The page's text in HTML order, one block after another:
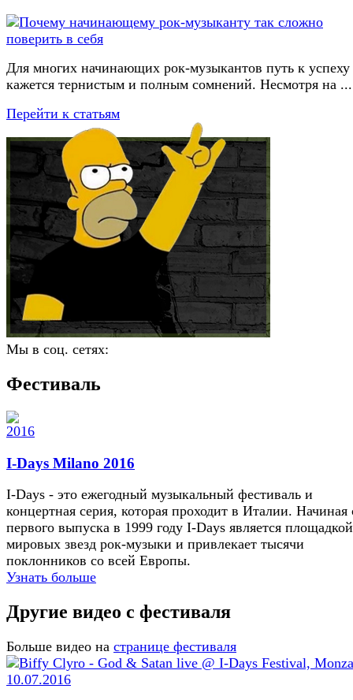
Для многих начинающих рок-музыкантов путь к успеху
кажется тернистым и полным сомнений. Несмотря на ...
Перейти к статьям
Мы в соц. сетях:
Фестиваль
I-Days Milano 2016
I-Days - это ежегодный музыкальный фестиваль и
концертная серия, которая проходит в Италии. Начиная
первого выпуска в 1999 году I-Days является
мировых звезд рок-музыки и привлекает тысячи
поклонников со всей Европы.
Узнать больше
Другие видео с фестиваля
Больше видео на странице фестиваля